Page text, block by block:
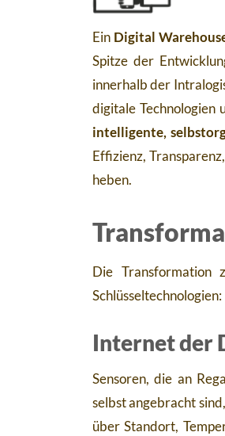
Ein Digital
Spitze der
innerhalb der
digitale Technologien
intelligente,
Effizienz,
heben.
Die Transformation
Schlüsseltechnologien:
Internet der
Sensoren, die an
selbst angebracht
über Standort,